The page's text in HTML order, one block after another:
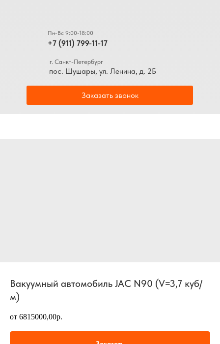
+7 (911) 799-11-17
Пн-Вс 9:00-18:00
Заказать звонок
пос. Шушары, ул. Ленина, д. 2Б
г. Санкт-Петербург
Вакуумный автомобиль JAC N90 (V=3,7 куб/
м)
от 6815000,00р.